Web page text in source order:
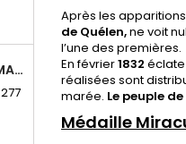
HUILE DU BON SAMARITAIN
277
Après les
de Quélen,ne voit
l’une des premières.
En février1832 éclate
réalisées sont
marée. Le peuple
Médaille